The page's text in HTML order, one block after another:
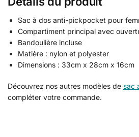
Sac à dos anti-pickpocket pour
Compartiment principal avec
Bandoulière incluse
Matière : nylon et polyester
Dimensions : 33cm x 28cm x 16cm
Découvrez nos autres modèles de sac
compléter votre commande.